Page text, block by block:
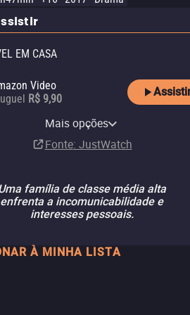
EM CASA
Video
R$ 9,90
Apple TV Store
R$ 11,90
Claro TV+
YouTube
Claro video
R$ 6,90
Mais opções
Fonte: JustWatch
família de classe média alta
enfrenta a incomunicabilidade e
interesses pessoais.
À MINHA LISTA